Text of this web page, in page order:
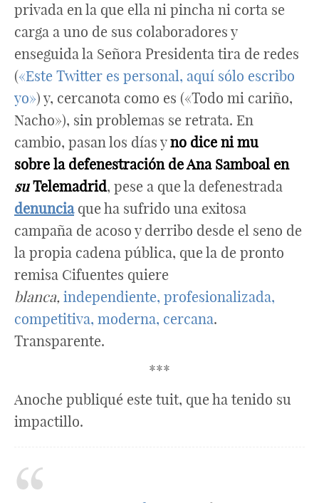
privada en la que ella ni pincha ni corta se
carga a uno de sus colaboradores y
enseguida la Señora Presidenta tira de redes
(«Este Twitter es personal, aquí sólo escribo
yo») y, cercanota como es («Todo mi cariño,
Nacho»), sin problemas se retrata. En
cambio, pasan los días yno dice ni mu
sobre la defenestración de Ana Samboal en
suTelemadrid, pese a que la defenestrada
denunciaque ha sufrido una exitosa
campaña de acoso y derribo desde el seno de
la propia cadena pública, que la de pronto
remisa Cifuentes quiere
blanca, independiente, profesionalizada,
competitiva, moderna, cercana.
Transparente.
***
Anoche publiqué este tuit, que ha tenido su
impactillo.